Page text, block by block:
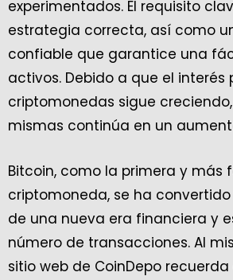
experimentados. El requisito
estrategia correcta, así como
confiable que garantice una
activos. Debido a que el interés
criptomonedas sigue
mismas continúa en un
Bitcoin, como la primera y más
criptomoneda, se ha
de una nueva era financiera y
número de transacciones. Al
sitio web de CoinDepo